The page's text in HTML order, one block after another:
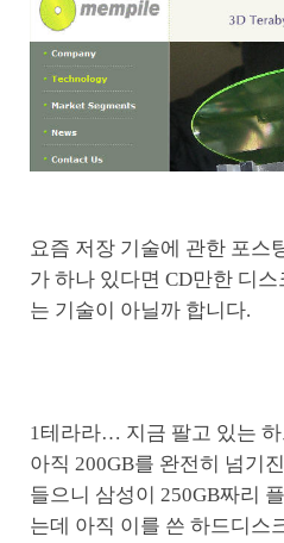
요즘 저장 기술에 관한 포스
가 하나 있다면 CD만한 디
는 기술이 아닐까 합니다.
1테라라… 지금 팔고 있는
아직 200GB를 완전히 넘기
들으니 삼성이 250GB짜리
는데 아직 이를 쓴 하드디스